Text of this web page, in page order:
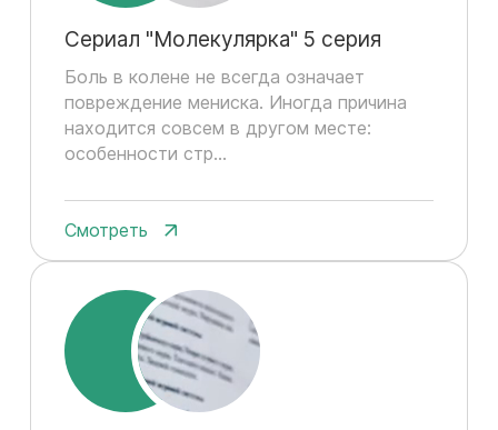
Сериал "Молекулярка" 5 серия
Боль в колене не всегда означает
повреждение мениска. Иногда причина
находится совсем в другом месте:
особенности стр...
Смотреть